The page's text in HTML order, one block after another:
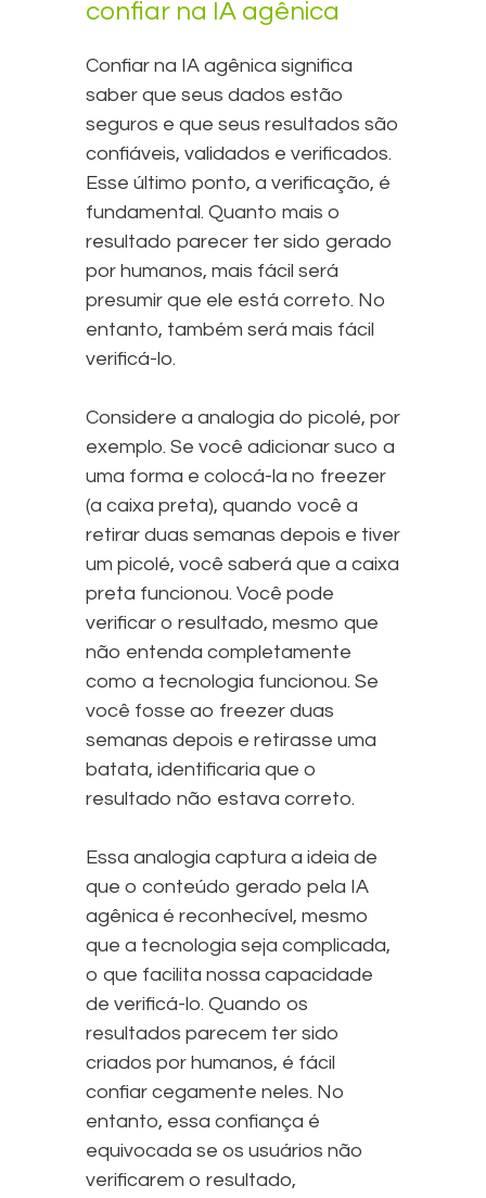
confiar na IA agênica
Confiar na IA agênica significa
saber que seus dados estão
seguros e que seus resultados são
confiáveis, validados e verificados.
Esse último ponto, a verificação, é
fundamental. Quanto mais o
resultado parecer ter sido gerado
por humanos, mais fácil será
presumir que ele está correto. No
entanto, também será mais fácil
verificá-lo.
Considere a analogia do picolé, por
exemplo. Se você adicionar suco a
uma forma e colocá-la no freezer
(a caixa preta), quando você a
retirar duas semanas depois e tiver
um picolé, você saberá que a caixa
preta funcionou. Você pode
verificar o resultado, mesmo que
não entenda completamente
como a tecnologia funcionou. Se
você fosse ao freezer duas
semanas depois e retirasse uma
batata, identificaria que o
resultado não estava correto.
Essa analogia captura a ideia de
que o conteúdo gerado pela IA
agênica é reconhecível, mesmo
que a tecnologia seja complicada,
o que facilita nossa capacidade
de verificá-lo. Quando os
resultados parecem ter sido
criados por humanos, é fácil
confiar cegamente neles. No
entanto, essa confiança é
equivocada se os usuários não
verificarem o resultado,